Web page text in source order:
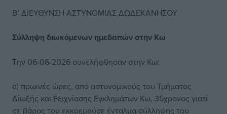
Β’ ΔΙΕΥΘΥΝΣΗ ΑΣΤΥΝΟΜΙΑΣ ΔΩΔΕΚΑΝΗΣΟΥ
Σύλληψη διωκόμενων ημεδαπών στην Κω
Την 06-06-2026 συνελήφθησαν στην Κω:
α) πρωινές ώρες, από αστυνομικούς του Τμήματος
Δίωξής και Εξιχνίασης Εγκλημάτων Κω, 35χρονος γιατί
σε βάρος του εκκρεμούσε ένταλμα σύλληψης του